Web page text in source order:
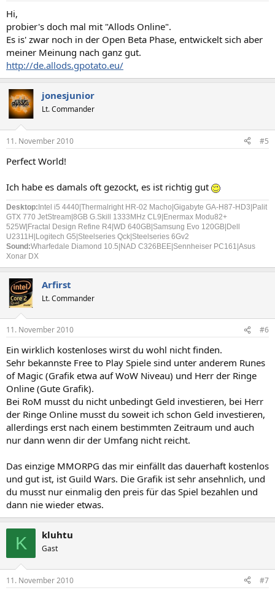
Hi,
probier's doch mal mit "Allods Online".
Es is' zwar noch in der Open Beta Phase, entwickelt sich aber
meiner Meinung nach ganz gut.
http://de.allods.gpotato.eu/
jonesjunior
Lt. Commander
11. November 2010 #5
Perfect World!
Ich habe es damals oft gezockt, es ist richtig gut
Desktop:Intel i5 4440|Thermalright HR-02 Macho|Gigabyte GA-H87-HD3|Palit
GTX 770 JetStream|8GB G.Skill 1333MHz CL9|Enermax Modu82+
525W|Fractal Design Refine R4|WD 640GB|Samsung Evo 120GB|Dell
U2311H|Logitech G5|Steelseries Qck|Steelseries 6Gv2
Sound:Wharfedale Diamond 10.5|NAD C326BEE|Sennheiser PC161|Asus
Xonar DX
Arfirst
Lt. Commander
11. November 2010 #6
Ein wirklich kostenloses wirst du wohl nicht finden.
Sehr bekannste Free to Play Spiele sind unter anderem Runes
of Magic (Grafik etwa auf WoW Niveau) und Herr der Ringe
Online (Gute Grafik).
Bei RoM musst du nicht unbedingt Geld investieren, bei Herr
der Ringe Online musst du soweit ich schon Geld investieren,
allerdings erst nach einem bestimmten Zeitraum und auch
nur dann wenn dir der Umfang nicht reicht.
Das einzige MMORPG das mir einfällt das dauerhaft kostenlos
und gut ist, ist Guild Wars. Die Grafik ist sehr ansehnlich, und
du musst nur einmalig den preis für das Spiel bezahlen und
dann nie wieder etwas.
K kluhtu
Gast
11. November 2010 #7